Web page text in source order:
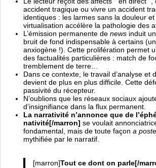
accident tragique ou vivre un accident
identiques : les larmes sans la douleur
virtualisation accélère la pathologie des
L’émission permanente de news induit
bruit de fond indispensable à certains
anxiogène !). Cette prolifération permet
des factualités particulières : match de
tremblement de terre…
Dans ce contexte, le travail d’analyse et
devient de plus en plus difficile. Cette
passivité du récepteur.
N’oublions que les réseaux sociaux
d’insignifiance dans la flux permanent.
La narrativité n’annonce que de
nativité[/marron] se voulait
fondamental, mais de toute façon a
mythifiée par le narratif.
[marron]Tout ce dont on parle[/